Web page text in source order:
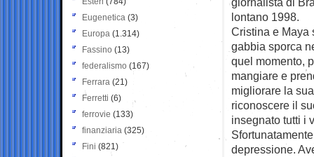
lontano 1998.
Cristina e Maya
gabbia sporca
quel momento,
mangiare e
migliorare la
riconoscere il
insegnato tutti i
depressione.
Eugenetica (3)
Europa (1.314)
Fassino (13)
federalismo (167)
Ferrara (21)
Ferretti (6)
ferrovie (133)
finanziaria (325)
Fini (821)